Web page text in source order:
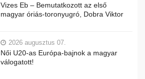
Vizes Eb – Bemutatkozott az első
magyar óriás-toronyugró, Dobra Viktor
2026 augusztus 07.
Női U20-as Európa-bajnok a magyar
válogatott!